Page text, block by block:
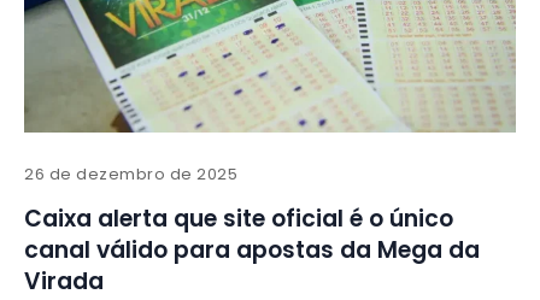
26 de dezembro de 2025
Caixa alerta que site oficial é o único
canal válido para apostas da Mega da
Virada